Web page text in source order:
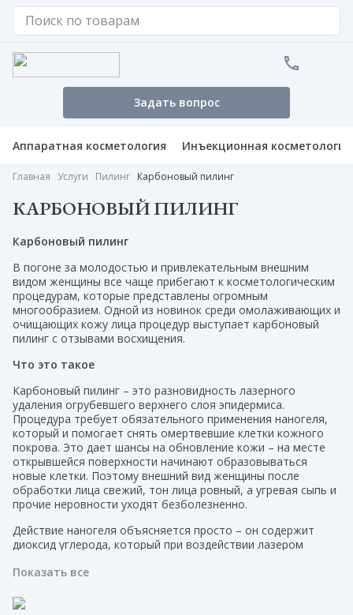
Задать вопрос
Аппаратная косметология Инъекционная косметология
Главная Услуги Пилинг Карбоновый пилинг
КАРБОНОВЫЙ ПИЛИНГ
Карбоновый пилинг
В погоне за молодостью и привлекательным внешним
видом женщины все чаще прибегают к косметологическим
процедурам, которые представлены огромным
многообразием. Одной из новинок среди омолаживающих и
очищающих кожу лица процедур выступает карбоновый
пилинг с отзывами восхищения.
Что это такое
Карбоновый пилинг – это разновидность лазерного
удаления огрубевшего верхнего слоя эпидермиса.
Процедура требует обязательного применения наногеля,
который и помогает снять омертвевшие клетки кожного
покрова. Это дает шансы на обновление кожи – на месте
открывшейся поверхности начинают образовываться
новые клетки. Поэтому внешний вид женщины после
обработки лица свежий, тон лица ровный, а угревая сыпь и
прочие неровности уходят безболезненно.
Действие наногеля объясняется просто – он содержит
диоксид углерода, который при воздействии лазером
веществ. В результате в верхних слоях кожного покрова
длительного времени сохранять кожу здоровой,
Показать все